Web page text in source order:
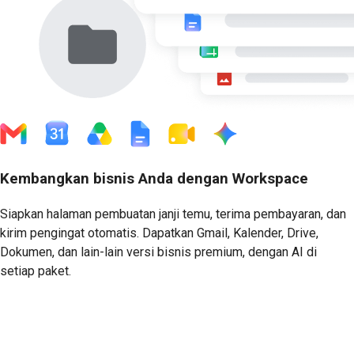
Kembangkan bisnis Anda dengan Workspace
Siapkan halaman pembuatan janji temu, terima pembayaran, dan
kirim pengingat otomatis. Dapatkan Gmail, Kalender, Drive,
Dokumen, dan lain-lain versi bisnis premium, dengan AI di
setiap paket.